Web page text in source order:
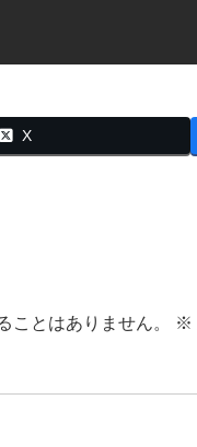
X
ことはありません。 ※